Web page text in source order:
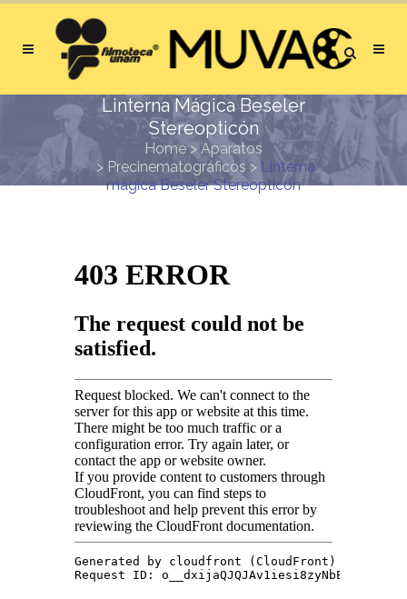
Linterna Mágica Beseler
Stereopticón
Home> Aparatos
> Precinematográficos > Linterna
mágica Beseler Stereopticón